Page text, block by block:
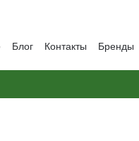
Блог Контакты Бренды